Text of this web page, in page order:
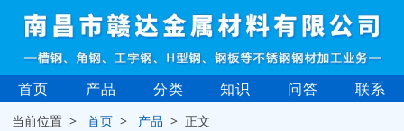
首页 产品 分类 知识 问答 联系
当前位置 >首页 > 产品 > 正文